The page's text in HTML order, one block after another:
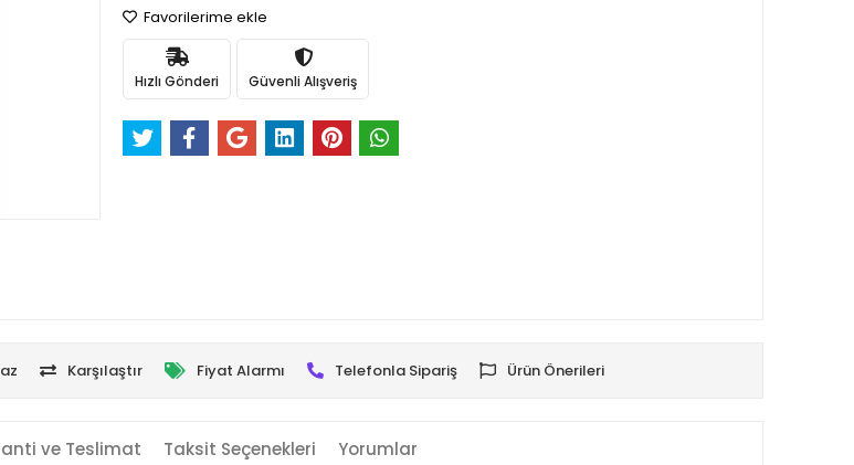
Favorilerime ekle
Hızlı Gönderi Güvenli Alışveriş
Karşılaştır Fiyat Alarmı Telefonla Sipariş Ürün Önerileri
ve Teslimat Taksit Seçenekleri Yorumlar